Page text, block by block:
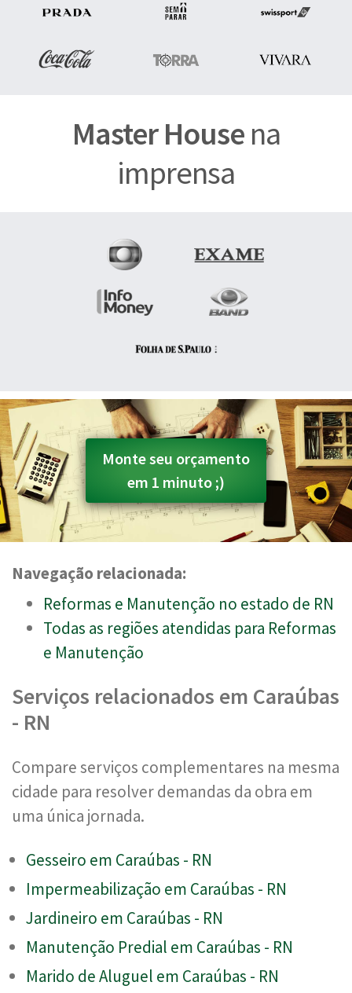
Master Housena
imprensa
Monte seu orçamento
em 1 minuto ;)
Navegação relacionada:
Reformas e Manutenção no estado de RN
Todas as regiões atendidas para Reformas
e Manutenção
Serviços relacionados em Caraúbas
- RN
Compare serviços complementares na mesma
cidade para resolver demandas da obra em
uma única jornada.
Gesseiro em Caraúbas - RN
Impermeabilização em Caraúbas - RN
Jardineiro em Caraúbas - RN
Manutenção Predial em Caraúbas - RN
Marido de Aluguel em Caraúbas - RN